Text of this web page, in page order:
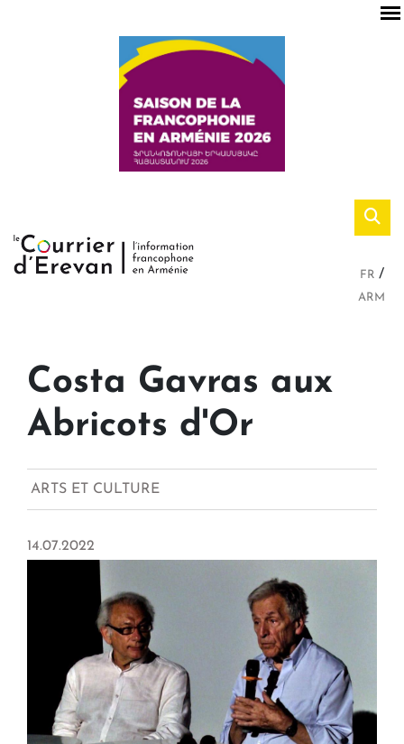
FR
ARM
Costa Gavras aux
Abricots d'Or
ARTS ET CULTURE
14.07.2022